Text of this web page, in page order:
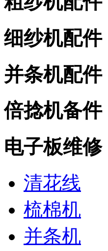
细纱机配件
并条机配件
倍捻机备件
电子板维修
清花线
梳棉机
并条机